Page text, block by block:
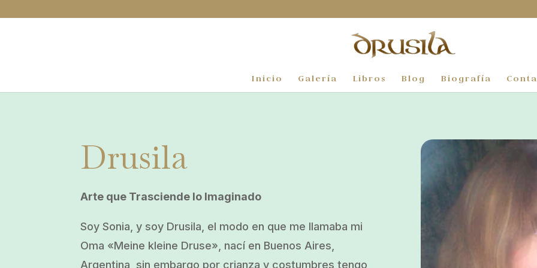
Inicio Galería Libros Blog Biografía
Drusila
Arte que Trasciende lo Imaginado
Soy Sonia, y soy Drusila, el modo en que me llamaba mi
Oma «Meine kleine Druse», nací en Buenos Aires,
Argentina, sin embargo por crianza y costumbres tengo